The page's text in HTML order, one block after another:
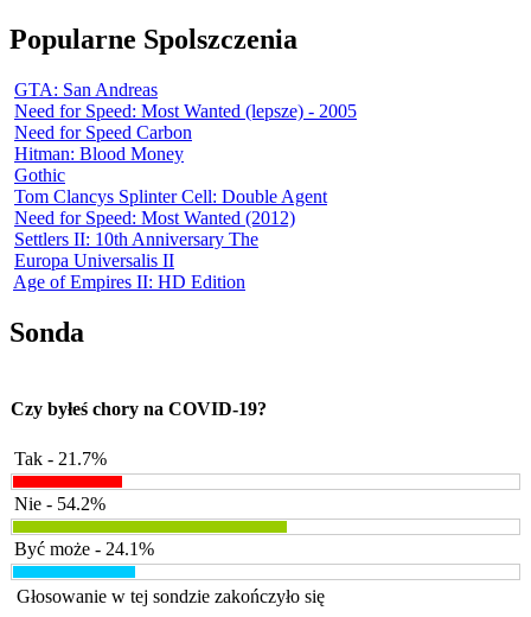
Popularne Spolszczenia
GTA: San Andreas
Need for Speed: Most Wanted (lepsze) - 2005
Need for Speed Carbon
Hitman: Blood Money
Gothic
Tom Clancys Splinter Cell: Double Agent
Need for Speed: Most Wanted (2012)
Settlers II: 10th Anniversary The
Europa Universalis II
Age of Empires II: HD Edition
Sonda
Czy byłeś chory na COVID-19?
Tak - 21.7%
Nie - 54.2%
Być może - 24.1%
Głosowanie w tej sondzie zakończyło się